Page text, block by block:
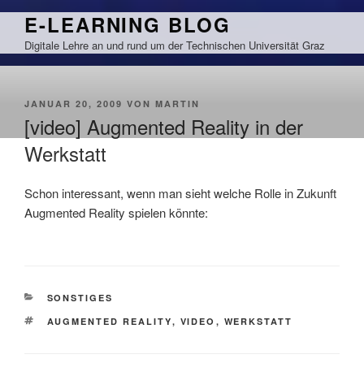
Zum
springen
E-LEARNING BLOG
Digitale Lehre an und rund um der Technischen Universität Graz
VERÖFFENTLICHT
JANUAR 20, 2009 VON MARTIN
[video] Augmented Reality in der
Werkstatt
Schon interessant, wenn man sieht welche Rolle in Zukunft
Augmented Reality spielen könnte:
KATEGORIEN
SONSTIGES
SCHLAGWÖRTER
AUGMENTED REALITY, VIDEO , WERKSTATT